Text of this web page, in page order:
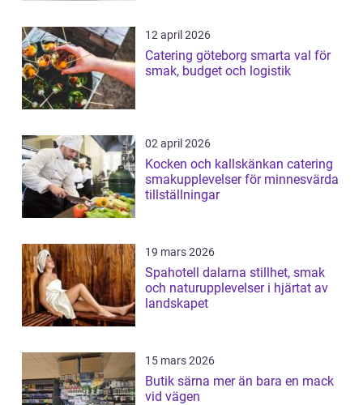
12 april 2026
Catering göteborg smarta val för
smak, budget och logistik
02 april 2026
Kocken och kallskänkan catering
smakupplevelser för minnesvärda
tillställningar
19 mars 2026
Spahotell dalarna stillhet, smak
och naturupplevelser i hjärtat av
landskapet
15 mars 2026
Butik särna mer än bara en mack
vid vägen